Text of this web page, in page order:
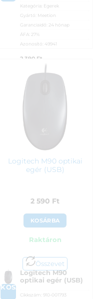
Kategória: Egerek
Gyártó: Meetion
Garanciaidő:
24 hónap
ÁFA:
27%
Azonosító: 49941
2 390 Ft
Logitech M90 optikai
egér (USB)
2 590 Ft
KOSÁRBA
Raktáron
Összevet
KOSÁRBA
Logitech M90
optikai egér (USB)
Cikkszám: 910-001793